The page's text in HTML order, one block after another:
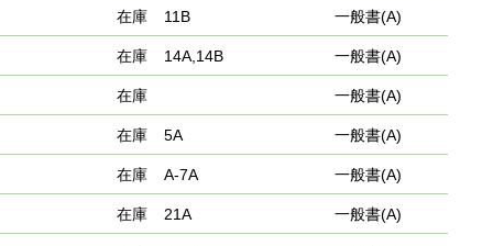
在庫 11B 一般書(A)
在庫 14A,14B 一般書(A)
在庫 一般書(A)
在庫 5A 一般書(A)
在庫 A-7A 一般書(A)
在庫 21A 一般書(A)